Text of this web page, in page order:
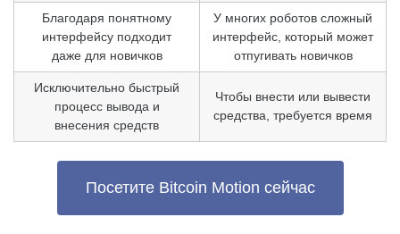
Благодаря понятному
интерфейсу подходит
даже для новичков
У многих роботов сложный
интерфейс, который может
отпугивать новичков
Исключительно быстрый
процесс вывода и
внесения средств
Чтобы внести или вывести
средства, требуется время
Посетите Bitcoin Motion сейчас